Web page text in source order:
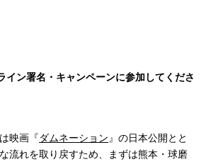
イン署名・キャンペーンに参加してくださ
映画『ダムネーション 』の日本公開とと
流れを取り戻すため、まずは熊本・球磨